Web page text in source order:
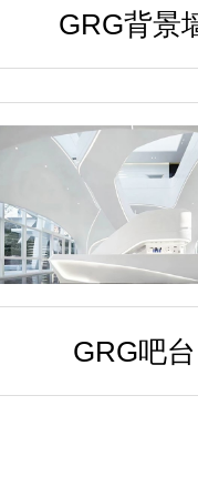
GRG背景
GRG吧台